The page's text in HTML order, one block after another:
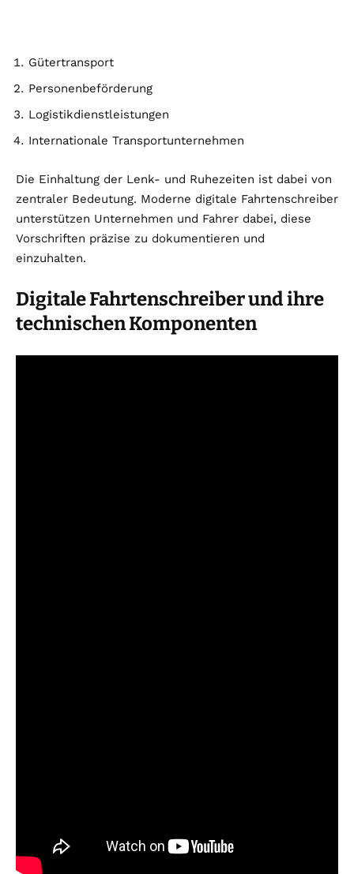
Gütertransport
Personenbeförderung
Logistikdienstleistungen
Internationale Transportunternehmen
Die Einhaltung der Lenk- und Ruhezeiten ist dabei von
zentraler Bedeutung. Moderne digitale Fahrtenschreiber
unterstützen Unternehmen und Fahrer dabei, diese
Vorschriften präzise zu dokumentieren und
einzuhalten.
Digitale Fahrtenschreiber und ihre
technischen Komponenten